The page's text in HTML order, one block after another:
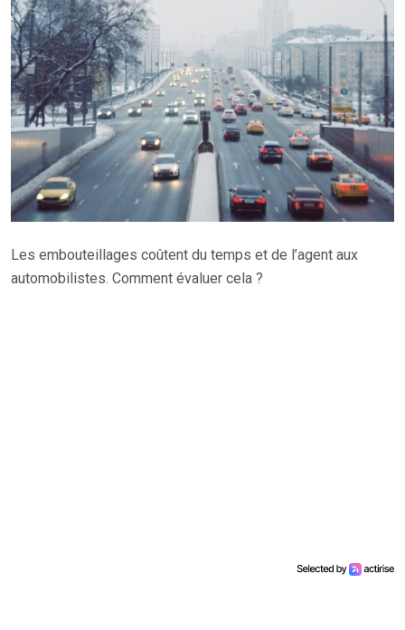
Les embouteillages coûtent du temps et de l’agent aux
automobilistes. Comment évaluer cela ?